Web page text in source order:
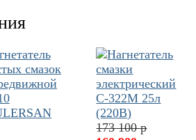
смазок
173 100 р